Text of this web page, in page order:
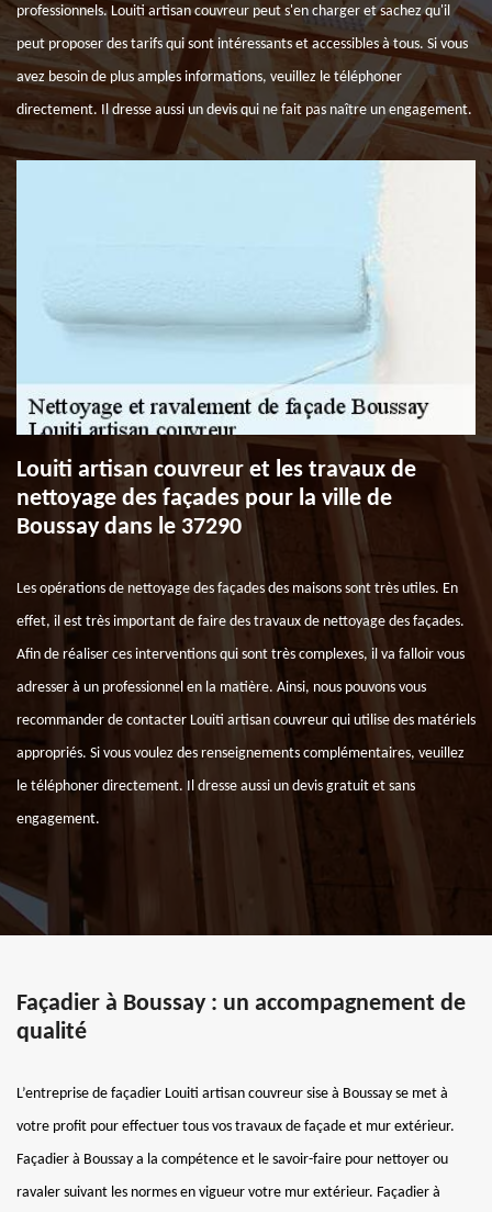
professionnels. Louiti artisan couvreur peut s'en charger et sachez qu'il
peut proposer des tarifs qui sont intéressants et accessibles à tous. Si vous
avez besoin de plus amples informations, veuillez le téléphoner
directement. Il dresse aussi un devis qui ne fait pas naître un engagement.
Louiti artisan couvreur et les travaux de
nettoyage des façades pour la ville de
Boussay dans le 37290
Les opérations de nettoyage des façades des maisons sont très utiles. En
effet, il est très important de faire des travaux de nettoyage des façades.
Afin de réaliser ces interventions qui sont très complexes, il va falloir vous
adresser à un professionnel en la matière. Ainsi, nous pouvons vous
recommander de contacter Louiti artisan couvreur qui utilise des matériels
appropriés. Si vous voulez des renseignements complémentaires, veuillez
le téléphoner directement. Il dresse aussi un devis gratuit et sans
engagement.
Façadier à Boussay : un accompagnement de
qualité
L’entreprise de façadier Louiti artisan couvreur sise à Boussay se met à
votre profit pour effectuer tous vos travaux de façade et mur extérieur.
Façadier à Boussay a la compétence et le savoir-faire pour nettoyer ou
ravaler suivant les normes en vigueur votre mur extérieur. Façadier à